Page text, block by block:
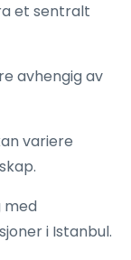
et sentralt
avhengig av
variere
med
i Istanbul.